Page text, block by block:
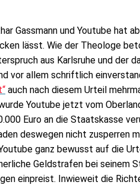
Gassmann und Youtube hat
lässt. Wie der Theologe
aus Karlsruhe und der
vor allem schriftlich
auch nach diesem Urteil
Youtube jetzt vom
Euro an die Staatskasse
deswegen nicht zusperren
ganz bewusst auf die
Geldstrafen bei seinem
einpreist. Inwieweit die